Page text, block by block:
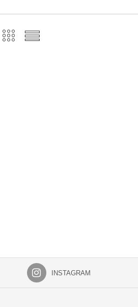
INSTAGRAM